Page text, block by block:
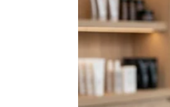
Como escolher
A escolha dosbrincos que
exageros. Formato do
ajudando a criar destaque
Modelos alongados